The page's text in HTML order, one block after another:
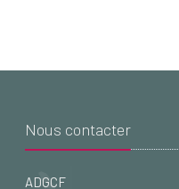
Nous contacter
ADGCF